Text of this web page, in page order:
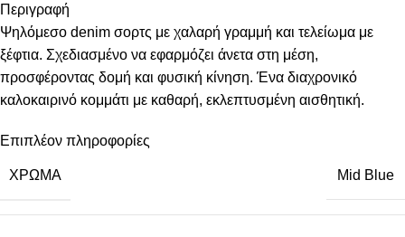
Περιγραφή
Ψηλόμεσο denim σορτς με χαλαρή γραμμή και τελείωμα με
ξέφτια. Σχεδιασμένο να εφαρμόζει άνετα στη μέση,
προσφέροντας δομή και φυσική κίνηση. Ένα διαχρονικό
καλοκαιρινό κομμάτι με καθαρή, εκλεπτυσμένη αισθητική.
Επιπλέον πληροφορίες
ΧΡΏΜΑ Mid Blue